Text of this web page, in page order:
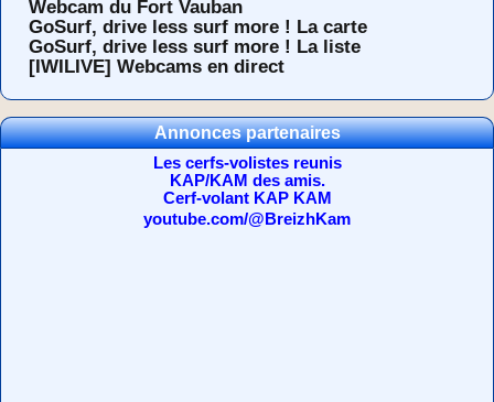
Webcam du Fort Vauban
GoSurf, drive less surf more ! La carte
GoSurf, drive less surf more ! La liste
[IWILIVE] Webcams en direct
Annonces partenaires
Les cerfs-volistes reunis
KAP/KAM des amis.
Cerf-volant KAP KAM
youtube.com/@BreizhKam